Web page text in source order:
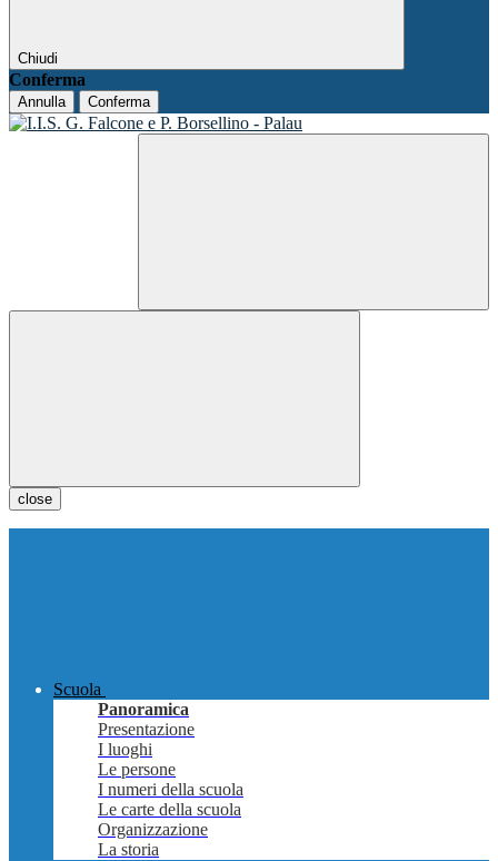
Chiudi
Conferma
Annulla Conferma
close
Scuola
Panoramica
Presentazione
I luoghi
Le persone
I numeri della scuola
Le carte della scuola
Organizzazione
La storia